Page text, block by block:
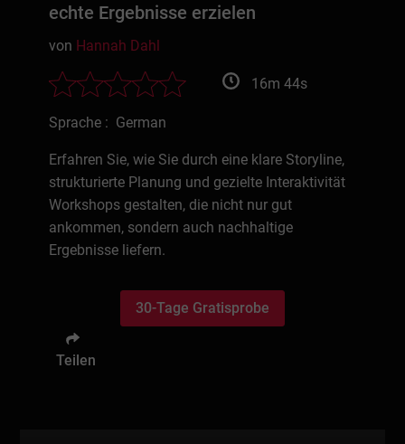
echte Ergebnisse erzielen
von Hannah Dahl
16m 44s
Sprache : German
Erfahren Sie, wie Sie durch eine klare Storyline,
strukturierte Planung und gezielte Interaktivität
Workshops gestalten, die nicht nur gut
ankommen, sondern auch nachhaltige
Ergebnisse liefern.
30-Tage Gratisprobe
Teilen